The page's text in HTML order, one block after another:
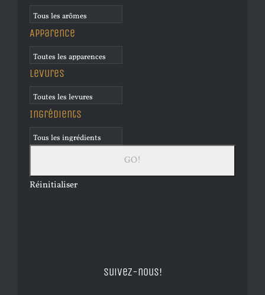
Apparence
Levures
Ingrédients
Réinitialiser
Suivez-nous!